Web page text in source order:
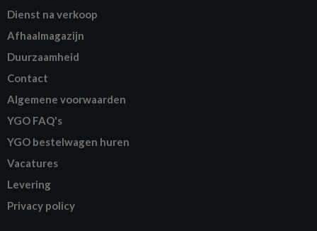
Dienst na verkoop
Afhaalmagazijn
Duurzaamheid
Contact
Algemene voorwaarden
YGO FAQ's
YGO bestelwagen huren
Vacatures
Levering
Privacy policy